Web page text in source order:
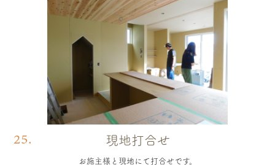
25. 現地打合せ
お施主様と現地にて打合せです。